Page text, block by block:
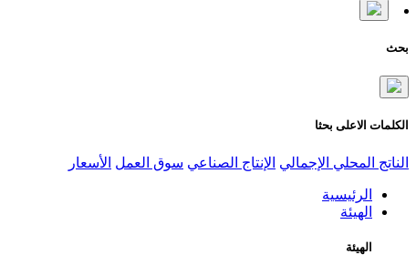
بحث
الكلمات الاعلى بحثا
الناتج المحلي الإجمالي الإنتاج الصناعي سوق العمل الأسعار
الرئيسية
الهيئة
الهيئة